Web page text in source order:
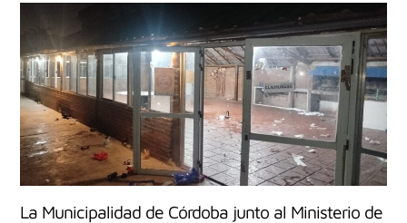
La Municipalidad de Córdoba junto al Ministerio de